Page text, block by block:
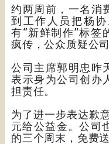
约两周前，一名消
到工作人员把杨
有“新鲜制作”标签
疯传，公众质疑公
公司主席郭明忠昨
表示身为公司创办
担责任。
为了进一步表达歉
元给公益金。公司
的三个周末，免费